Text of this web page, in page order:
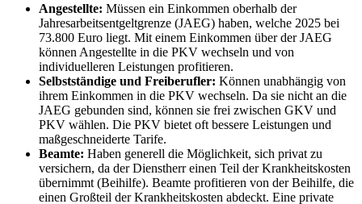
Angestellte: Müssen ein Einkommen oberhalb der
Jahresarbeitsentgeltgrenze (JAEG) haben, welche 2025 bei
73.800 Euro liegt. Mit einem Einkommen über der JAEG
können Angestellte in die PKV wechseln und von
individuelleren Leistungen profitieren.
Selbstständige und Freiberufler: Können unabhängig von
ihrem Einkommen in die PKV wechseln. Da sie nicht an die
JAEG gebunden sind, können sie frei zwischen GKV und
PKV wählen. Die PKV bietet oft bessere Leistungen und
maßgeschneiderte Tarife.
Beamte: Haben generell die Möglichkeit, sich privat zu
versichern, da der Dienstherr einen Teil der Krankheitskosten
übernimmt (Beihilfe). Beamte profitieren von der Beihilfe, die
einen Großteil der Krankheitskosten abdeckt. Eine private